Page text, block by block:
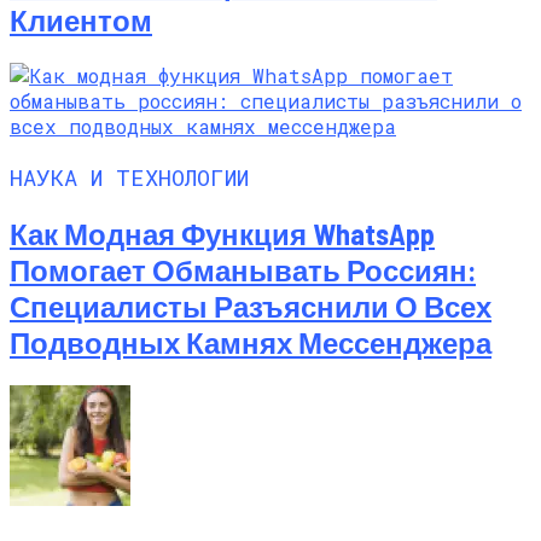
Клиентом
НАУКА И ТЕХНОЛОГИИ
Как Модная Функция WhatsApp
Помогает Обманывать Россиян:
Специалисты Разъяснили О Всех
Подводных Камнях Мессенджера